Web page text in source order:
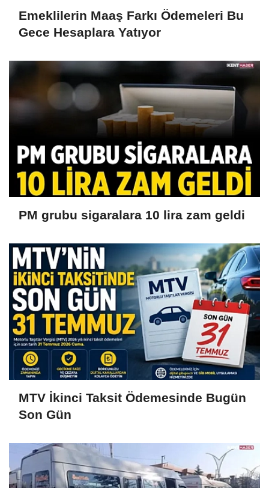
Emeklilerin Maaş Farkı Ödemeleri Bu
Gece Hesaplara Yatıyor
PM grubu sigaralara 10 lira zam geldi
MTV İkinci Taksit Ödemesinde Bugün
Son Gün